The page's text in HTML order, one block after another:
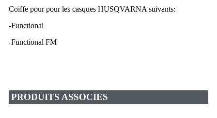
Coiffe pour pour les casques HUSQVARNA suivants:
-Functional
-Functional FM
PRODUITS ASSOCIES